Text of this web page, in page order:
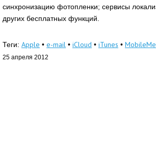
синхронизацию фотопленки; сервисы
других бесплатных функций.
Теги: Apple • e-mail • iCloud • iTunes • MobileMe
25 апреля 2012